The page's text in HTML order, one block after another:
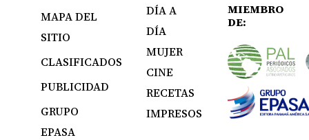
MAPA DEL
SITIO
CLASIFICADOS
PUBLICIDAD
GRUPO
EPASA
DÍA A
DÍA
MUJER
CINE
RECETAS
IMPRESOS
MIEMBRO
DE: